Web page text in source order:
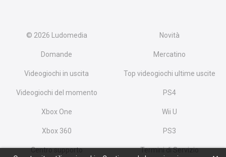
© 2026 Ludomedia Novità
Domande Mercatino
Videogiochi in uscita Top videogiochi ultime uscite
Videogiochi del momento PS4
Xbox One Wii U
Xbox 360 PS3
Centro supporto
Termini di Servizio